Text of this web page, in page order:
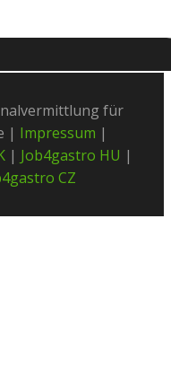
für
| Impressum |
| Job4gastro HU |
CZ